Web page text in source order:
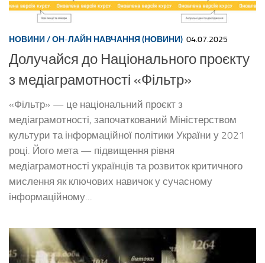
НОВИНИ/ОН-ЛАЙН НАВЧАННЯ (НОВИНИ) 04.07.2025
Долучайся до Національного проєкту
з медіаграмотності «Фільтр»
«Фільтр» — це національний проєкт з
медіаграмотності, започаткований Міністерством
культури та інформаційної політики України у 2021
році. Його мета — підвищення рівня
медіаграмотності українців та розвиток критичного
мислення як ключових навичок у сучасному
інформаційному...